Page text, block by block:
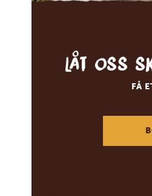
Låt oss
FÅ